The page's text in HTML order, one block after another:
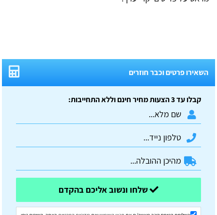
השאירו פרטים וכבר חוזרים
קבלו עד 3 הצעות מחיר חינם וללא התחייבות: